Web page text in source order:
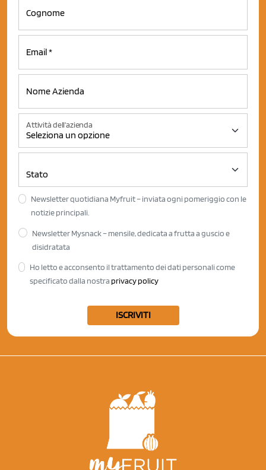
Attività dell'azienda
Newsletter quotidiana Myfruit – inviata ogni pomeriggio con le
notizie principali.
Newsletter Mysnack – mensile, dedicata a frutta a guscio e
disidratata
Ho letto e acconsento il trattamento dei dati personali come
specificato dalla nostra privacy policy
ISCRIVITI